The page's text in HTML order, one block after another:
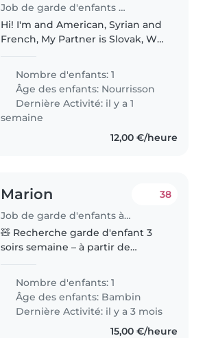
Job de garde d'enfants à Annecy
Hi! I'm and American, Syrian and
French, My Partner is Slovak, We
Lisbon. We're both professional
Artists and I would say we're
both very open and curious..
Nombre d'enfants: 1
Âge des enfants: Nourrisson
Dernière Activité: il y a 1
semaine
12,00 €/heure
Marion
Job de garde d'enfants à Annecy
38
🧸 Recherche garde d'enfant 3
soirs semaine – à partir de
personne de confiance à partir
de Septembre 2026 pour
s'occuper de mon..
Nombre d'enfants: 1
Âge des enfants: Bambin
Dernière Activité: il y a 3 mois
15,00 €/heure